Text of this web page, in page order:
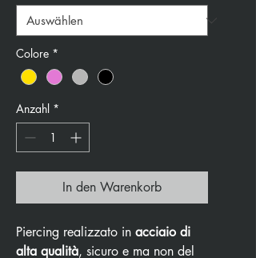
Colore *
Anzahl *
In den Warenkorb
Piercing realizzato in acciaio di
alta qualità, sicuro e ma non del